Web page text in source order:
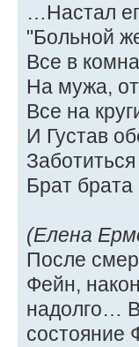
…Настал
"Больной
Все в
На мужа,
Все на
И Густав
Брат
(Елена
После
Фейн,
надолго…
состояние